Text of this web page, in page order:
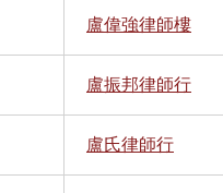
盧偉強律師樓
盧振邦律師行
盧氏律師行